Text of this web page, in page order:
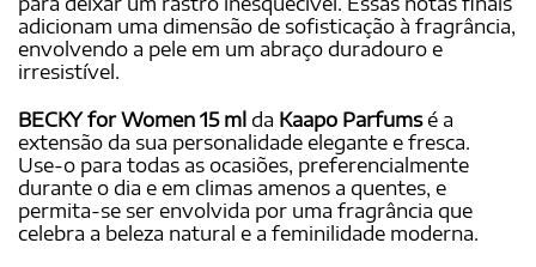
adicionam uma dimensão de sofisticação à fragrância,
envolvendo a pele em um abraço duradouro e
irresistível.
BECKY for Women 15 ml da Kaapo Parfumsé a
extensão da sua personalidade elegante e fresca.
Use-o para todas as ocasiões, preferencialmente
durante o dia e em climas amenos a quentes, e
permita-se ser envolvida por uma fragrância que
celebra a beleza natural e a feminilidade moderna.